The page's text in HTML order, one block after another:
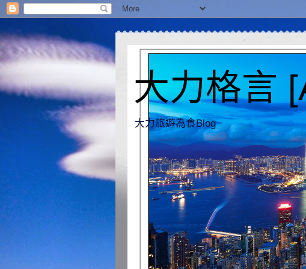
大力格言
大力旅遊為食Blog